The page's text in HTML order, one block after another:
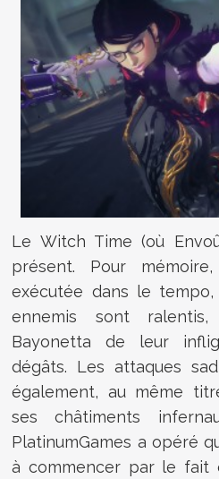
Le Witch Time (où
présent. Pour
exécutée dans le
ennemis sont
Bayonetta de leur
dégâts. Les attaques
également, au même
ses châtiments
PlatinumGames a opéré
à commencer par le fait